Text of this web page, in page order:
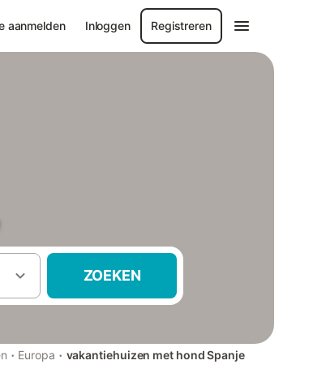
aanmelden Inloggen Registreren
ZOEKEN
· Europa · vakantiehuizen met hond Spanje